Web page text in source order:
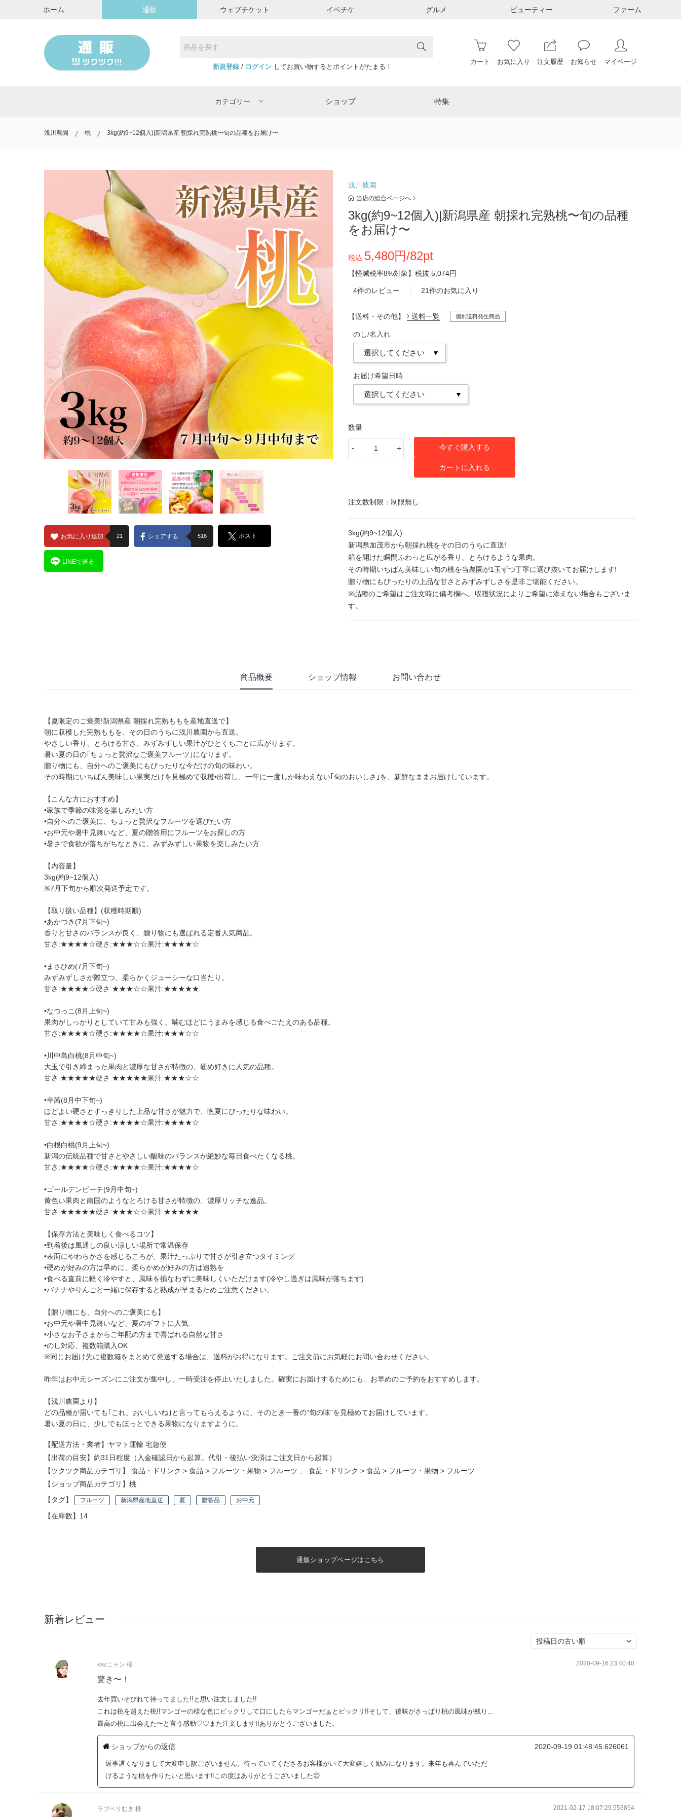
ホーム 通販 ウェブチケット イベチケ グルメ ビューティー ファーム
新規登録/ ログインしてお買い物するとポイントがたまる！
カート お気に入り 注文履歴 お知らせ マイページ
カテゴリー ショップ 特集
浅川農園 桃 3kg(約9~12個入)|新潟県産 朝採れ完熟桃〜旬の品種をお届け〜
お気に入り追加 21 シェアする 516 ポスト
LINEで送る
浅川農園
当店の総合ページへ
3kg(約9~12個入)|新潟県産 朝採れ完熟桃〜旬の品種
をお届け〜
税込 5,480円/82pt
【軽減税率8%対象】 税抜 5,074円
4件のレビュー 21件のお気に入り
【送料・その他】 送料一覧 個別送料発生商品
のし/名入れ
お届け希望日時
数量
- + 今すぐ購入する
カートに入れる
注文数制限：制限無し
3kg(約9~12個入)
新潟県加茂市から朝採れ桃をその日のうちに直送!
箱を開けた瞬間ふわっと広がる香り、とろけるような果肉。
その時期いちばん美味しい旬の桃を当農園が1玉ずつ丁寧に選び抜いてお届けします!
贈り物にもぴったりの上品な甘さとみずみずしさを是非ご堪能ください。
※品種のご希望はご注文時に備考欄へ。収穫状況によりご希望に添えない場合もございま
す。
商品概要 ショップ情報 お問い合わせ
【夏限定のご褒美!新潟県産 朝採れ完熟ももを産地直送で】
朝に収穫した完熟ももを、その日のうちに浅川農園から直送。
やさしい香り、とろける甘さ、みずみずしい果汁がひとくちごとに広がります。
暑い夏の日の｢ちょっと贅沢なご褒美フルーツ｣になります。
贈り物にも、自分へのご褒美にもぴったりな今だけの旬の味わい。
その時期にいちばん美味しい果実だけを見極めて収穫•出荷し、一年に一度しか味わえない｢旬のおいしさ｣を、新鮮なままお届けしています。
【こんな方におすすめ】
•家族で季節の味覚を楽しみたい方
•自分へのご褒美に、ちょっと贅沢なフルーツを選びたい方
•お中元や暑中見舞いなど、夏の贈答用にフルーツをお探しの方
•暑さで食欲が落ちがちなときに、みずみずしい果物を楽しみたい方
【内容量】
3kg(約9~12個入)
※7月下旬から順次発送予定です。
【取り扱い品種】(収穫時期順)
•あかつき(7月下旬~)
香りと甘さのバランスが良く、贈り物にも選ばれる定番人気商品。
甘さ:★★★★☆硬さ:★★★☆☆果汁:★★★★☆
•まさひめ(7月下旬~)
みずみずしさが際立つ、柔らかくジューシーな口当たり。
甘さ:★★★★☆硬さ:★★★☆☆果汁:★★★★★
•なつっこ(8月上旬~)
果肉がしっかりとしていて甘みも強く、噛むほどにうまみを感じる食べごたえのある品種。
甘さ:★★★★☆硬さ:★★★★☆果汁:★★★☆☆
•川中島白桃(8月中旬~)
大玉で引き締まった果肉と濃厚な甘さが特徴の、硬め好きに人気の品種。
甘さ:★★★★★硬さ:★★★★★果汁:★★★☆☆
•幸茜(8月中下旬~)
ほどよい硬さとすっきりした上品な甘さが魅力で、晩夏にぴったりな味わい。
甘さ:★★★★☆硬さ:★★★★☆果汁:★★★★☆
•白根白桃(9月上旬~)
新潟の伝統品種で甘さとやさしい酸味のバランスが絶妙な毎日食べたくなる桃。
甘さ:★★★★☆硬さ:★★★★☆果汁:★★★★☆
•ゴールデンピーチ(9月中旬~)
黄色い果肉と南国のようなとろける甘さが特徴の、濃厚リッチな逸品。
甘さ:★★★★★硬さ:★★★☆☆果汁:★★★★★
【保存方法と美味しく食べるコツ】
•到着後は風通しの良い涼しい場所で常温保存
•表面にやわらかさを感じるころが、果汁たっぷりで甘さが引き立つタイミング
•硬めが好みの方は早めに、柔らかめが好みの方は追熟を
•食べる直前に軽く冷やすと、風味を損なわずに美味しくいただけます(冷やし過ぎは風味が落ちます)
•バナナやりんごと一緒に保存すると熟成が早まるためご注意ください。
【贈り物にも、自分へのご褒美にも】
•お中元や暑中見舞いなど、夏のギフトに人気
•小さなお子さまからご年配の方まで喜ばれる自然な甘さ
•のし対応、複数箱購入OK
※同じお届け先に複数箱をまとめて発送する場合は、送料がお得になります。ご注文前にお気軽にお問い合わせください。
昨年はお中元シーズンにご注文が集中し、一時受注を停止いたしました。確実にお届けするためにも、お早めのご予約をおすすめします。
【浅川農園より】
どの品種が届いても｢これ、おいしいね｣と言ってもらえるように、そのとき一番の"旬の味"を見極めてお届けしています。
暑い夏の日に、少しでもほっとできる果物になりますように。
【配送方法・業者】ヤマト運輸 宅急便
【出荷の目安】約31日程度（入金確認日から起算。代引・後払い決済はご注文日から起算）
【ツクツク商品カテゴリ】 食品・ドリンク > 食品 > フルーツ・果物 > フルーツ 食品・ドリンク > 食品 > フルーツ・果物 > フルーツ
【ショップ商品カテゴリ】 桃
【タグ】
フルーツ 新潟県産地直送 夏 贈答品 お中元
【在庫数】14
通販ショップページはこちら
新着レビュー
kazニャン 様 2020-09-16 23:40:40
驚き〜！
去年買いそびれて待ってました!!と思い注文しました!!
これは桃を超えた桃!!マンゴーの様な色にビックリして口にしたらマンゴーだぁとビックリ!!そして、後味がさっぱり桃の風味が残り…
最高の桃に出会えた〜と言う感動♡♡また注文します!!ありがとうございました。
ショップからの返信 2020-09-19 01:48:45.626061
返事遅くなりまして大変申し訳ございません。待っていてくださるお客様がいて大変嬉しく励みになります。来年も喜んでいただ
けるような桃を作りたいと思います‼︎この度はありがとうございました😊
ラブベリむぎ 様 2021-02-17 18:07:29.553854